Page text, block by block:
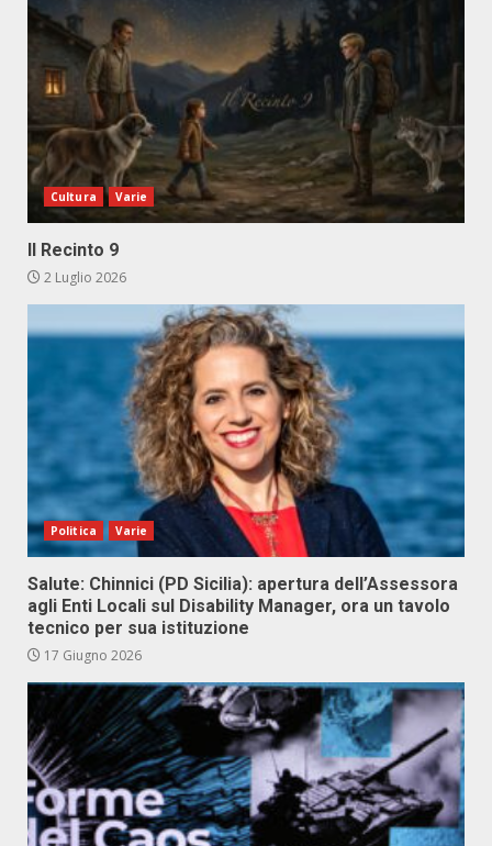
Cultura Varie
Il Recinto 9
2 Luglio 2026
Politica Varie
Salute: Chinnici (PD Sicilia): apertura dell’Assessora
agli Enti Locali sul Disability Manager, ora un tavolo
tecnico per sua istituzione
17 Giugno 2026